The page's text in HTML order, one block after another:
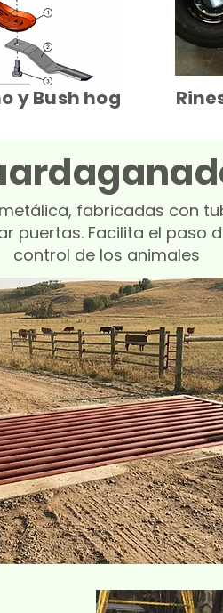
y Bush hog
fabricadas con
puertas. Facilita el paso
control de los animales